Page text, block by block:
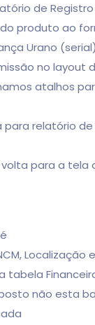
de
do produto ao
Urano (serial)
no layout
atalhos
para relatório
volta para a tela
Localização
tabela
não esta